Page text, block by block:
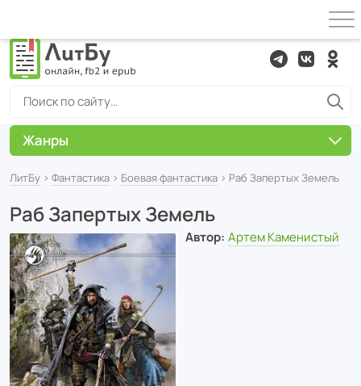
ЛитБу › Фантастика › Боевая фантастика › Раб Запертых Земель
Раб Запертых Земель
Автор: Артем Каменистый
Жанры